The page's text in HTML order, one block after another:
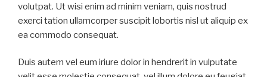
volutpat. Ut wisi enim ad minim veniam, quis nostrud
exerci tation ullamcorper suscipit lobortis nisl ut aliquip ex
ea commodo consequat.
Duis autem vel eum iriure dolor in hendrerit in vulputate